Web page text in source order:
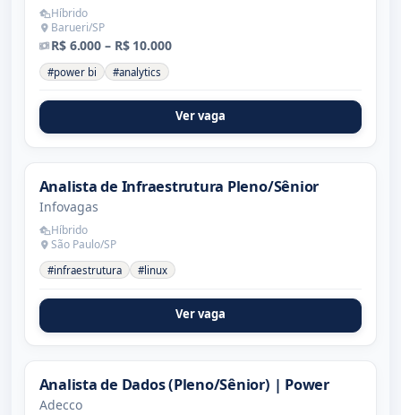
Híbrido
Barueri/SP
R$ 6.000 – R$ 10.000
#power bi #analytics
Ver vaga
Analista de Infraestrutura Pleno/Sênior
Infovagas
Híbrido
São Paulo/SP
#infraestrutura #linux
Ver vaga
Analista de Dados (Pleno/Sênior) | Power
Adecco